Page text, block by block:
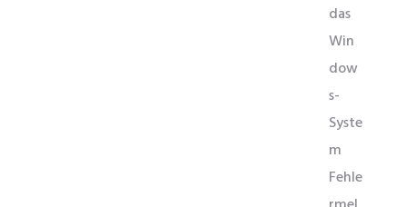
das
Win
dow
s-
Syste
m
Fehle